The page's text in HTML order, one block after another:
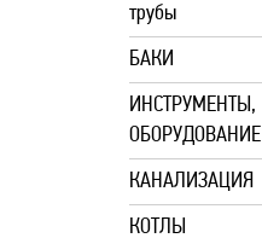
трубы
БАКИ
ИНСТРУМЕНТЫ,
ОБОРУДОВАНИЕ
КАНАЛИЗАЦИЯ
КОТЛЫ